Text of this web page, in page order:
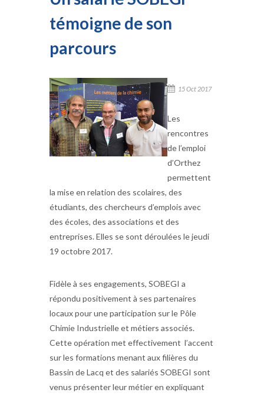
témoigne de son
parcours
15 Oct 2017
Les
rencontres
de l’emploi
d’Orthez
permettent
la mise en relation des scolaires, des
étudiants, des chercheurs d’emplois avec
des écoles, des associations et des
entreprises. Elles se sont déroulées le jeudi
19 octobre 2017.
Fidèle à ses engagements, SOBEGI a
répondu positivement à ses partenaires
locaux pour une participation sur le Pôle
Chimie Industrielle et métiers associés.
Cette opération met effectivement l’accent
sur les formations menant aux filières du
Bassin de Lacq et des salariés SOBEGI sont
venus présenter leur métier en expliquant